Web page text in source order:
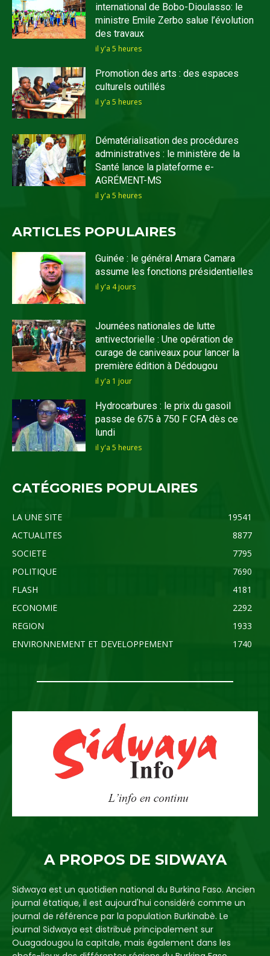
international de Bobo-Dioulasso: le
ministre Emile Zerbo salue l’évolution
des travaux
il y'a 5 heures
Promotion des arts : des espaces
culturels outillés
il y'a 5 heures
Dématérialisation des procédures
administratives : le ministère de la
Santé lance la plateforme e-
AGRÉMENT-MS
il y'a 5 heures
ARTICLES POPULAIRES
Guinée : le général Amara Camara
assume les fonctions présidentielles
il y'a 4 jours
Journées nationales de lutte
antivectorielle : Une opération de
curage de caniveaux pour lancer la
première édition à Dédougou
il y'a 1 jour
Hydrocarbures : le prix du gasoil
passe de 675 à 750 F CFA dès ce
lundi
il y'a 5 heures
CATÉGORIES POPULAIRES
LA UNE SITE
19541
ACTUALITES
8877
SOCIETE
7795
POLITIQUE
7690
FLASH
4181
ECONOMIE
2292
REGION
1933
ENVIRONNEMENT ET DEVELOPPEMENT
1740
A PROPOS DE SIDWAYA
Sidwaya est un quotidien national du Burkina Faso. Ancien
journal étatique, il est aujourd'hui considéré comme un
journal de référence par la population Burkinabè. Le
journal Sidwaya est distribué principalement sur
Ouagadougou la capitale, mais également dans les